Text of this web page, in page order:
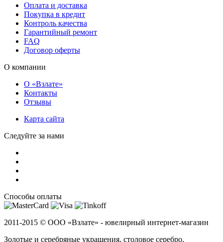
Оплата и доставка
Покупка в кредит
Контроль качества
Гарантийный ремонт
FAQ
Договор оферты
О компании
О «Взлате»
Контакты
Отзывы
Карта сайта
Следуйте за нами
Способы оплаты
2011-2015 © ООО «Взлате» - ювелирный интернет-магазин
Золотые и серебряные украшения, столовое серебро,